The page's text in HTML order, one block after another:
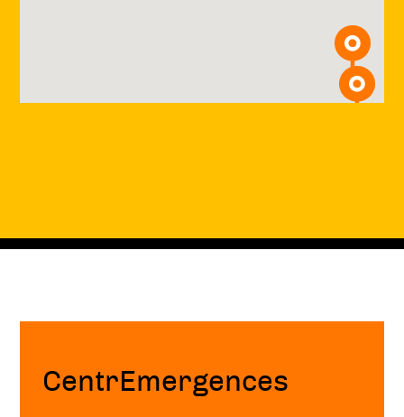
Fin
CentrEmergences